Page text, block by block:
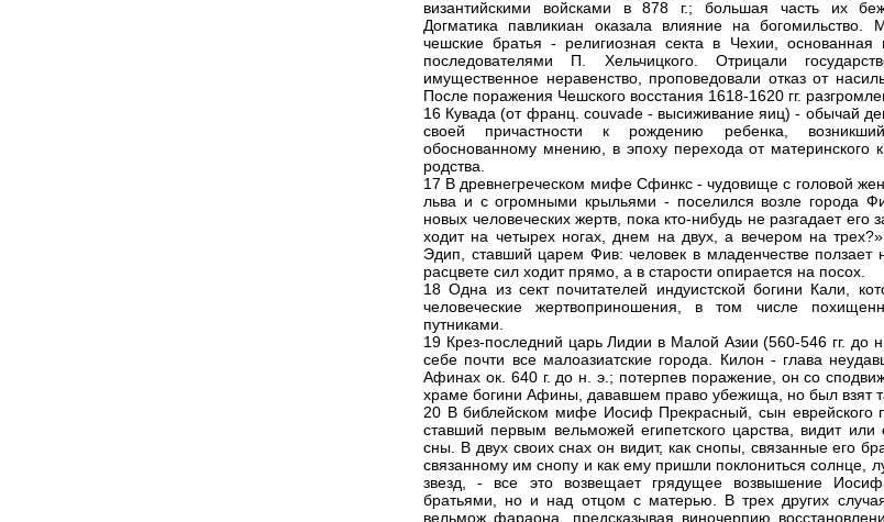
византийскими войсками в 878 г.; большая часть их
Догматика павликиан оказала влияние на богомильство.
чешские братья - религиозная секта в Чехии, основанная
последователями П. Хельчицкого. Отрицали
имущественное неравенство, проповедовали отказ от
После поражения Чешского восстания 1618-1620 гг.
16 Кувада (от франц. couvade - высиживание яиц) - обычай
своей причастности к рождению ребенка,
обоснованному мнению, в эпоху перехода от материнского к
родства.
17 В древнегреческом мифе Сфинкс - чудовище с головой
льва и с огромными крыльями - поселился возле города
новых человеческих жертв, пока кто-нибудь не разгадает его
ходит на четырех ногах, днем на двух, а вечером на трех?»
Эдип, ставший царем Фив: человек в младенчестве ползает
расцвете сил ходит прямо, а в старости опирается на посох.
18 Одна из сект почитателей индуистской богини Кали,
человеческие жертвоприношения, в том числе
путниками.
19 Крез-последний царь Лидии в Малой Азии (560-546 гг. до
себе почти все малоазиатские города. Килон - глава
Афинах ок. 640 г. до н. э.; потерпев поражение, он со
храме богини Афины, дававшем право убежища, но был взят
20 В библейском мифе Иосиф Прекрасный, сын еврейского
ставший первым вельможей египетского царства, видит или
сны. В двух своих снах он видит, как снопы, связанные его
связанному им снопу и как ему пришли поклониться солнце,
звезд, - все это возвещает грядущее возвышение
братьями, но и над отцом с матерью. В трех других
вельмож фараона, предсказывая виночерпию